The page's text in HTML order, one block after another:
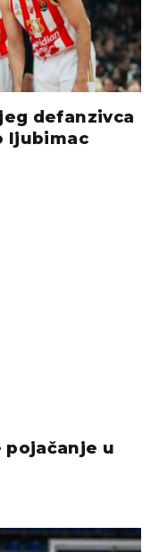
defanzivca
ljubimac
pojačanje u